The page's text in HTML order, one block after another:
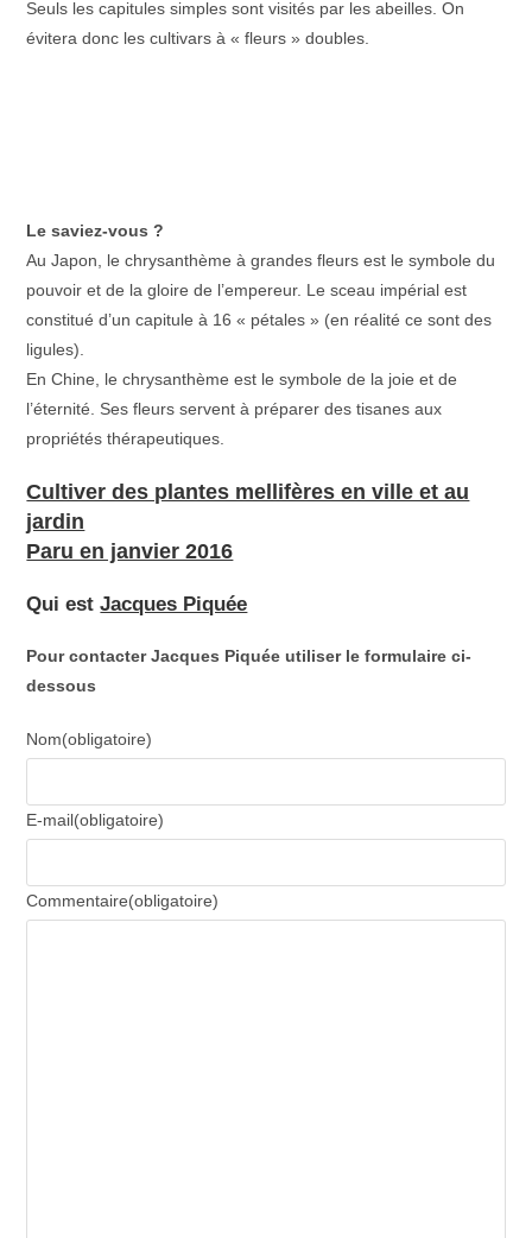
Seuls les capitules simples sont visités par les abeilles. On
évitera donc les cultivars à « fleurs » doubles.
Le saviez-vous ?
Au Japon, le chrysanthème à grandes fleurs est le symbole du
pouvoir et de la gloire de l’empereur. Le sceau impérial est
constitué d’un capitule à 16 « pétales » (en réalité ce sont des
ligules).
En Chine, le chrysanthème est le symbole de la joie et de
l’éternité. Ses fleurs servent à préparer des tisanes aux
propriétés thérapeutiques.
Cultiver des plantes mellifères en ville et au
jardin
Paru en janvier 2016
Qui estJacques Piquée
Pour contacter Jacques Piquée utiliser le formulaire ci-
dessous
Nom(obligatoire)
E-mail(obligatoire)
Commentaire(obligatoire)